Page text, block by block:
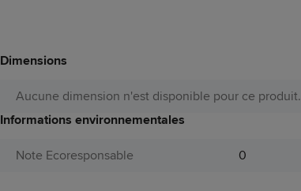
Dimensions
Aucune dimension n'est disponible pour ce produit.
Informations environnementales
Note Ecoresponsable
0